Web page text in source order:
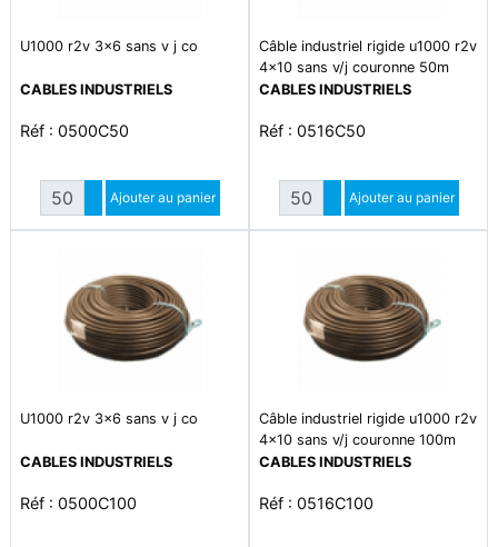
U1000 r2v 3x6 sans v j co
CABLES INDUSTRIELS
Réf : 0500C50
Quantité
Augmenter quantité
Diminuer quantité
Ajouter au panier
Câble industriel rigide u1000 r2v
4x10 sans v/j couronne 50m
CABLES INDUSTRIELS
Réf : 0516C50
Quantité
Augmenter quantité
Diminuer quantité
Ajouter au panier
U1000 r2v 3x6 sans v j co
CABLES INDUSTRIELS
Réf : 0500C100
Câble industriel rigide u1000 r2v
4x10 sans v/j couronne 100m
CABLES INDUSTRIELS
Réf : 0516C100